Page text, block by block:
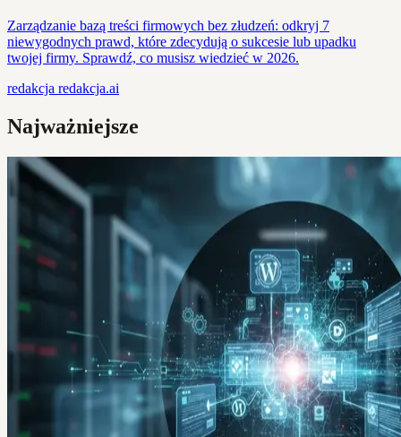
Zarządzanie bazą treści firmowych bez złudzeń: odkryj 7
niewygodnych prawd, które zdecydują o sukcesie lub upadku
twojej firmy. Sprawdź, co musisz wiedzieć w 2026.
redakcja redakcja.ai
Najważniejsze